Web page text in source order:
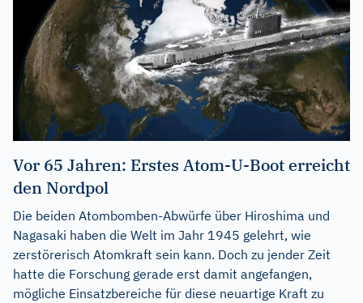
Vor 65 Jahren: Erstes Atom-U-Boot erreicht
den Nordpol
Die beiden Atombomben-Abwürfe über Hiroshima und
Nagasaki haben die Welt im Jahr 1945 gelehrt, wie
zerstörerisch Atomkraft sein kann. Doch zu jender Zeit
hatte die Forschung gerade erst damit angefangen,
mögliche Einsatzbereiche für diese neuartige Kraft zu